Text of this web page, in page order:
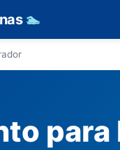
🏊
para